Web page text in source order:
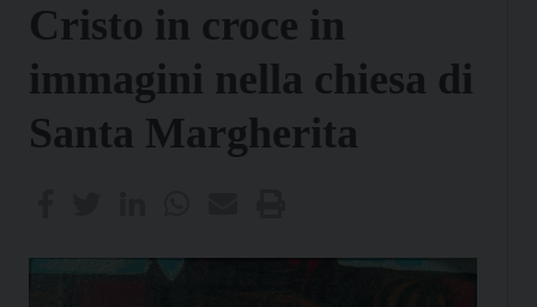
Cristo in croce in
immagini nella chiesa di
Santa Margherita